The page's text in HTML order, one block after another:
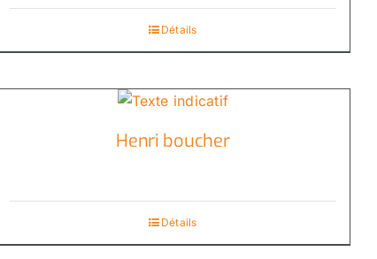
Détails
Henri boucher
Détails